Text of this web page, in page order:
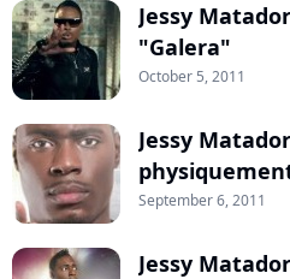
Jessy
"Galera"
October 5, 2011
Jessy
September 6, 2011
Jessy